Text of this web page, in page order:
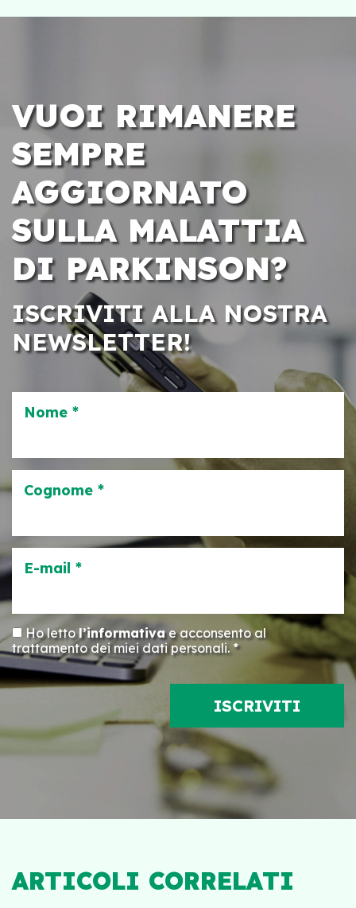
VUOI RIMANERE
SEMPRE
AGGIORNATO
SULLA MALATTIA
DI PARKINSON?
ISCRIVITI ALLA NOSTRA
NEWSLETTER!
Nome *
Cognome *
E-mail *
Ho lettol’informativae acconsento al
trattamento dei miei dati personali. *
ARTICOLI CORRELATI